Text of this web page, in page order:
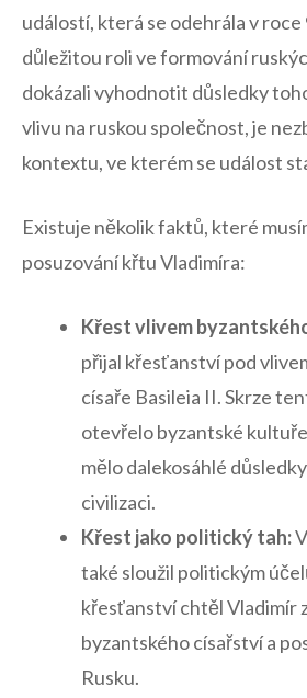
událostí, která se odehrála v ​roce
důležitou roli ve formování
dokázali vyhodnotit důsledky‌
vlivu na ruskou společnost, je
kontextu, ve kterém​ se událost
Existuje několik faktů, které
posuzování křtu Vladimíra:
Křest vlivem
přijal křesťanství pod
císaře Basileia II. Skrze
otevřelo byzantské
mělo dalekosáhlé
civilizaci.
Křest ⁤jako politický tah:
také⁢ sloužil ‍politickým
křesťanství chtěl Vladimír
byzantského císařství a
Rusku.